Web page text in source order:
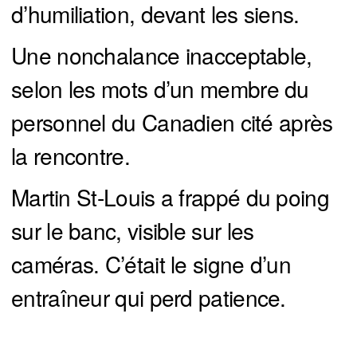
d’humiliation, devant les siens.
Une nonchalance inacceptable,
selon les mots d’un membre du
personnel du Canadien cité après
la rencontre.
Martin St-Louis a frappé du poing
sur le banc, visible sur les
caméras. C’était le signe d’un
entraîneur qui perd patience.